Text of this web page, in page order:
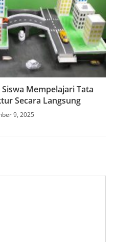
Mempelajari Tata
Secara Langsung
9, 2025